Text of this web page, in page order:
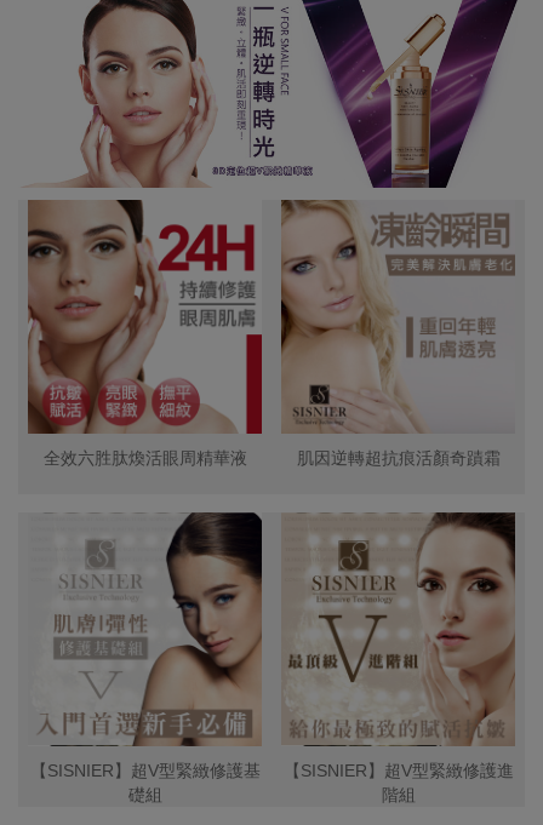
全效六胜肽煥活眼周精華液 肌因逆轉超抗痕活顏奇蹟霜
【SISNIER】超V型緊緻修護基
礎組
【SISNIER】超V型緊緻修護進
階組